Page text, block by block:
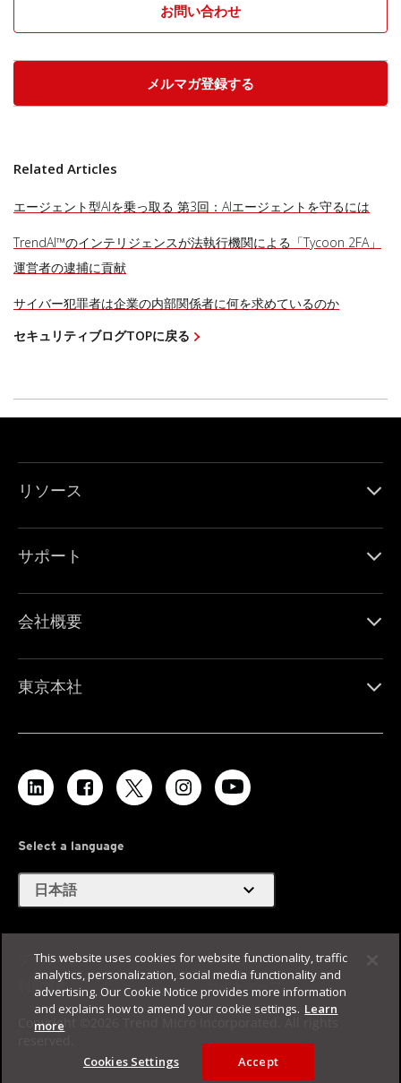
お問い合わせ
メルマガ登録する
Related Articles
エージェント型AIを乗っ取る 第3回：AIエージェントを守るには
TrendAI™のインテリジェンスが法執行機関による「Tycoon 2FA」
運営者の逮捕に貢献
サイバー犯罪者は企業の内部関係者に何を求めているのか
セキュリティブログTOPに戻る
リソース
サポート
会社概要
東京本社
Select a language
日本語 expand_more
プライバシー
Legal
利用規約
サイトマップ
Copyright ©2026 Trend Micro Incorporated. All rights
This website uses cookies for website functionality, traffic
analytics, personalization, social media functionality and
advertising. Our Cookie Notice provides more information
and explains how to amend your cookie settings. Learn
more
Cookies Settings Accept